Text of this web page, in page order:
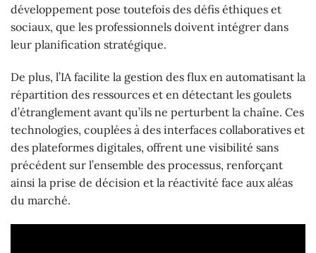
développement pose toutefois des défis éthiques et
sociaux, que les professionnels doivent intégrer dans
leur planification stratégique.
De plus, l’IA facilite la gestion des flux en automatisant la
répartition des ressources et en détectant les goulets
d’étranglement avant qu’ils ne perturbent la chaîne. Ces
technologies, couplées à des interfaces collaboratives et
des plateformes digitales, offrent une visibilité sans
précédent sur l’ensemble des processus, renforçant
ainsi la prise de décision et la réactivité face aux aléas
du marché.